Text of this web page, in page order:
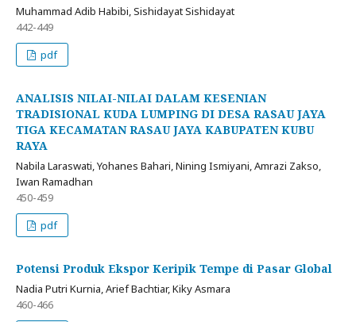
Muhammad Adib Habibi, Sishidayat Sishidayat
442-449
pdf
ANALISIS NILAI-NILAI DALAM KESENIAN
TRADISIONAL KUDA LUMPING DI DESA RASAU JAYA
TIGA KECAMATAN RASAU JAYA KABUPATEN KUBU
RAYA
Nabila Laraswati, Yohanes Bahari, Nining Ismiyani, Amrazi Zakso,
Iwan Ramadhan
450-459
pdf
Potensi Produk Ekspor Keripik Tempe di Pasar Global
Nadia Putri Kurnia, Arief Bachtiar, Kiky Asmara
460-466